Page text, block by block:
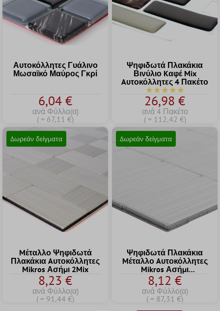
Αυτοκόλλητες Γυάλινο
Μωσαϊκό Μαύρος Γκρί
6,04 €
ανά Φύλλο(α)
( = 67,11 €)
Ψηφιδωτά Πλακάκια
Βινύλιο Kαφέ Mix
Aυτοκόλλητες 4 Πακέτο
Μέση βαθμολογία 5
26,98 €
ανά 4 Πακέτο
( = 112,42 €)
Δωρεάν δείγματα
Mέταλλο Ψηφιδωτά
Πλακάκια Aυτοκόλλητες
Mikros Ασήμι 2Mix
8,23 €
ανά Φύλλο(α)
( = 91,44 €)
Δωρεάν δείγματα
Ψηφιδωτά Πλακάκια
Mέταλλο Aυτοκόλλητες
Mikros Ασήμι
Ορθωγώνιο
8,12 €
ανά Φύλλο(α)
( = 87,31 €)